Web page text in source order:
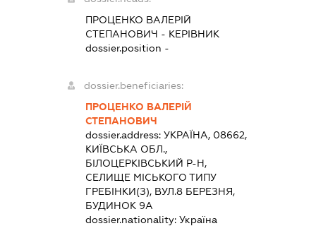
ПРОЦЕНКО ВАЛЕРІЙ
СТЕПАНОВИЧ - КЕРІВНИК
dossier.position -
dossier.beneficiaries:
ПРОЦЕНКО ВАЛЕРІЙ
СТЕПАНОВИЧ
dossier.address: УКРАЇНА, 08662,
КИЇВСЬКА ОБЛ.,
БІЛОЦЕРКІВСЬКИЙ Р-Н,
СЕЛИЩЕ МІСЬКОГО ТИПУ
ГРЕБІНКИ(З), ВУЛ.8 БЕРЕЗНЯ,
БУДИНОК 9А
dossier.nationality: Україна